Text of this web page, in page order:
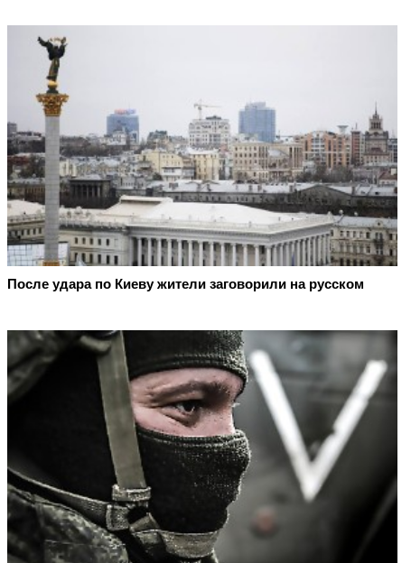
После удара по Киеву жители заговорили на русском